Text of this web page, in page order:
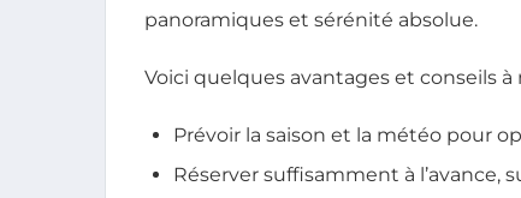
panoramiques et sérénité absolue.
Voici quelques avantages et conseils
Prévoir la saison et la météo pour
Réserver suffisamment à l’avance,